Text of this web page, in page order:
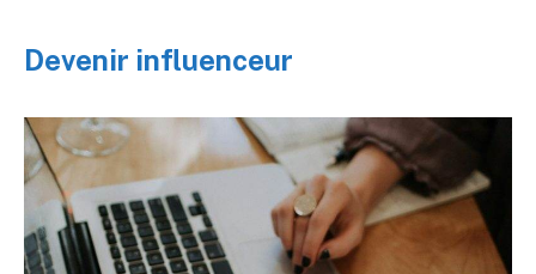
Devenir influenceur